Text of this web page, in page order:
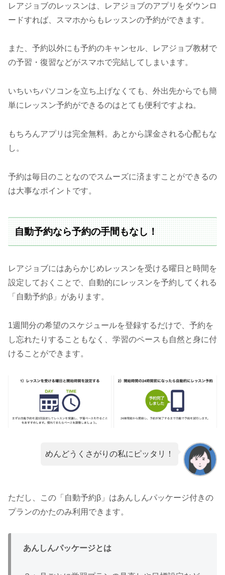
レアジョブのレッスンは、レアジョブのアプリをダウンロ
ードすれば、スマホからもレッスンの予約ができます。
また、予約以外にも予約のキャンセル、レアジョブ教材で
の予習・復習などがスマホで完結してしまいます。
いちいちパソコンを立ち上げなくても、外出先からでも簡
単にレッスン予約ができるのはとても便利ですよね。
もちろんアプリは完全無料。あとから課金される心配もな
し。
予約は毎日のことなのでスムーズに済ますことができるの
は大事なポイントです。
自動予約なら予約の手間もなし！
レアジョブにはあらかじめレッスンを受ける曜日と時間を
設定しておくことで、自動的にレッスンを予約してくれる
「自動予約β」があります。
1週間分の希望のスケジュールを登録するだけで、予約を
し忘れたりすることもなく、学習のペースも自然と身に付
けることができます。
めんどうくさがりの私にピッタリ！
ただし、この「自動予約β」はあんしんパッケージ付きの
プランのかたのみ利用できます。
あんしんパッケージとは